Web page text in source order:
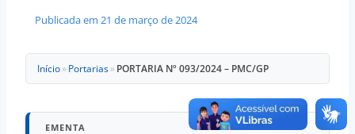
Publicada em 21 de março de 2024
Início» Portarias» PORTARIA Nº 093/2024 – PMC/GP
EMENTA